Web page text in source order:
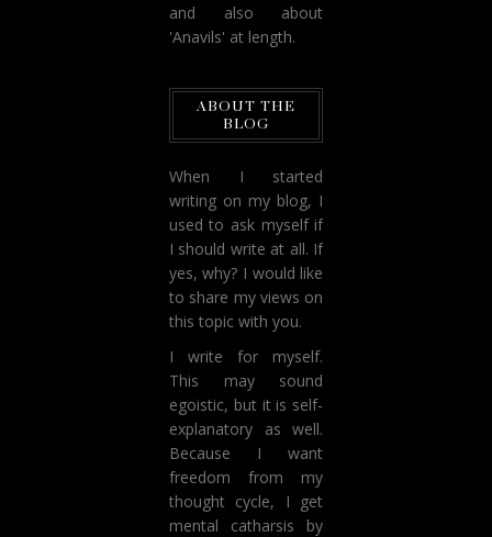
and also about
'Anavils' at length.
ABOUT THE
BLOG
When I started
writing on my blog, I
used to ask myself if
I should write at all. If
yes, why? I would like
to share my views on
this topic with you.
I write for myself.
This may sound
egoistic, but it is self-
explanatory as well.
Because I want
freedom from my
thought cycle, I get
mental catharsis by